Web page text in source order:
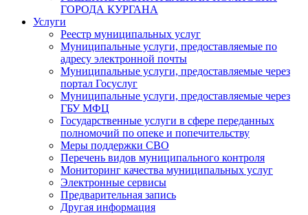
ГОРОДА КУРГАНА
Услуги
Реестр муниципальных услуг
Муниципальные услуги, предоставляемые по
адресу электронной почты
Муниципальные услуги, предоставляемые через
портал Госуслуг
Муниципальные услуги, предоставляемые через
ГБУ МФЦ
Государственные услуги в сфере переданных
полномочий по опеке и попечительству
Меры поддержки СВО
Перечень видов муниципального контроля
Мониторинг качества муниципальных услуг
Электронные сервисы
Предварительная запись
Другая информация